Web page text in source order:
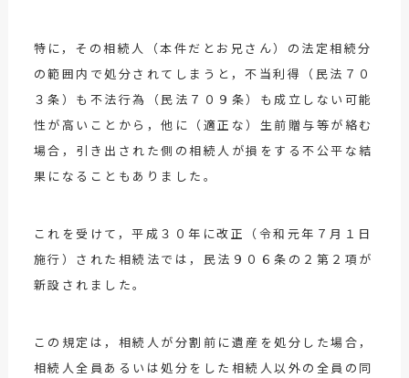
特に，その相続人（本件だとお兄さん）の法定相続分
の範囲内で処分されてしまうと，不当利得（民法７０
３条）も不法行為（民法７０９条）も成立しない可能
性が高いことから，他に（適正な）生前贈与等が絡む
場合，引き出された側の相続人が損をする不公平な結
果になることもありました。
これを受けて，平成３０年に改正（令和元年７月１日
施行）された相続法では，民法９０６条の２第２項が
新設されました。
この規定は，相続人が分割前に遺産を処分した場合，
相続人全員あるいは処分をした相続人以外の全員の同